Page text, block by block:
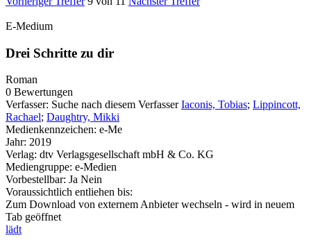
E-Medium
Drei Schritte zu dir
Roman
0 Bewertungen
Verfasser: Suche nach diesem Verfasser Iaconis, Tobias; Lippincott,
Rachael; Daughtry, Mikki
Medienkennzeichen: e-Me
Jahr: 2019
Verlag: dtv Verlagsgesellschaft mbH & Co. KG
Mediengruppe: e-Medien
Vorbestellbar: Ja Nein
Voraussichtlich entliehen bis:
Zum Download von externem Anbieter wechseln - wird in neuem
Tab geöffnet
lädt